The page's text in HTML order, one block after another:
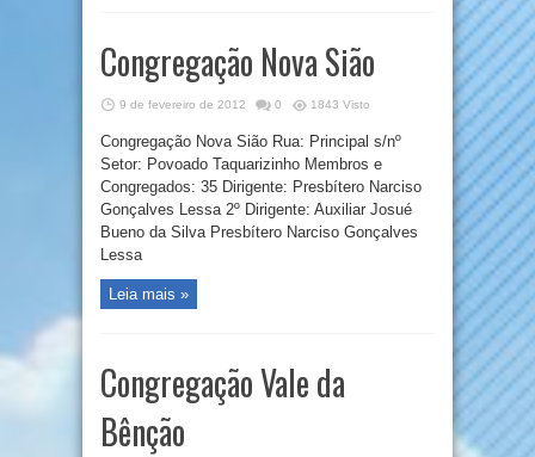
Congregação Nova Sião
9 de fevereiro de 2012 0 1843 Visto
Congregação Nova Sião Rua: Principal s/nº
Setor: Povoado Taquarizinho Membros e
Congregados: 35 Dirigente: Presbítero Narciso
Gonçalves Lessa 2º Dirigente: Auxiliar Josué
Bueno da Silva Presbítero Narciso Gonçalves
Lessa
Leia mais »
Congregação Vale da
Bênção